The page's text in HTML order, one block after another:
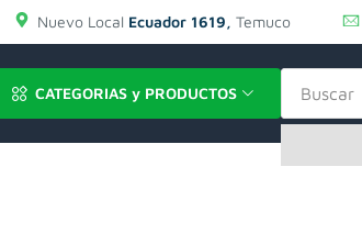
Nuevo Local Ecuador 1619, Temuco
CATEGORIAS y PRODUCTOS Buscar